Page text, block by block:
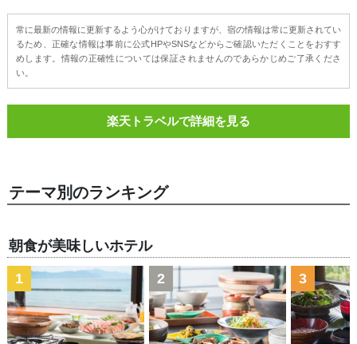
常に最新の情報に更新するよう心がけておりますが、宿の情報は常に更新されてい
るため、正確な情報は事前に公式HPやSNSなどからご確認いただくことをおすす
めします。情報の正確性については保証されませんのであらかじめご了承くださ
い。
楽天トラベルで詳細を見る
テーマ別のランキング
朝食が美味しいホテル
1 2 3